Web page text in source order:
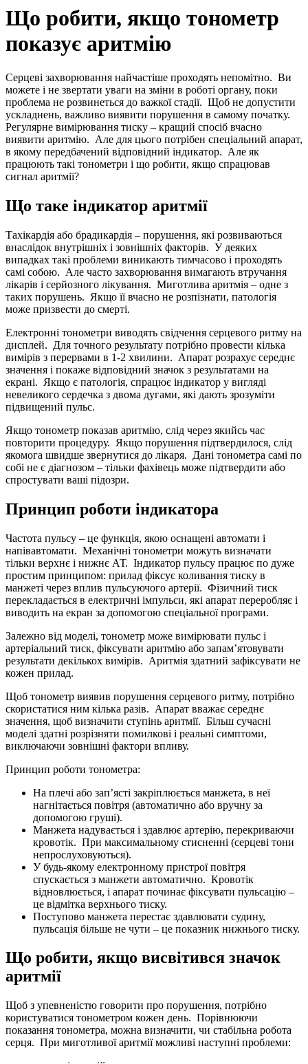
Що робити, якщо тонометр
показує аритмію
Серцеві захворювання найчастіше проходять непомітно. Ви
можете і не звертати уваги на зміни в роботі органу, поки
проблема не розвинеться до важкої стадії. Щоб не допустити
ускладнень, важливо виявити порушення в самому початку.
Регулярне вимірювання тиску – кращий спосіб вчасно
виявити аритмію. Але для цього потрібен спеціальний апарат,
в якому передбачений відповідний індикатор. Але як
працюють такі тонометри і що робити, якщо спрацював
сигнал аритмії?
Що таке індикатор аритмії
Тахікардія або брадикардія – порушення, які розвиваються
внаслідок внутрішніх і зовнішніх факторів. У деяких
випадках такі проблеми виникають тимчасово і проходять
самі собою. Але часто захворювання вимагають втручання
лікарів і серйозного лікування. Миготлива аритмія – одне з
таких порушень. Якщо її вчасно не розпізнати, патологія
може призвести до смерті.
Електронні тонометри виводять свідчення серцевого ритму на
дисплей. Для точного результату потрібно провести кілька
вимірів з перервами в 1-2 хвилини. Апарат розрахує середнє
значення і покаже відповідний значок з результатами на
екрані. Якщо є патологія, спрацює індикатор у вигляді
невеликого сердечка з двома дугами, які дають зрозуміти
підвищений пульс.
Якщо тонометр показав аритмію, слід через якийсь час
повторити процедуру. Якщо порушення підтвердилося, слід
якомога швидше звернутися до лікаря. Дані тонометра самі по
собі не є діагнозом – тільки фахівець може підтвердити або
спростувати ваші підозри.
Принцип роботи індикатора
Частота пульсу – це функція, якою оснащені автомати і
напівавтомати. Механічні тонометри можуть визначати
тільки верхнє і нижнє АТ. Індикатор пульсу працює по дуже
простим принципом: прилад фіксує коливання тиску в
манжеті через вплив пульсуючого артерії. Фізичний тиск
перекладається в електричні імпульси, які апарат переробляє і
виводить на екран за допомогою спеціальної програми.
Залежно від моделі, тонометр може вимірювати пульс і
артеріальний тиск, фіксувати аритмію або запам’ятовувати
результати декількох вимірів. Аритмія здатний зафіксувати не
кожен прилад.
Щоб тонометр виявив порушення серцевого ритму, потрібно
скористатися ним кілька разів. Апарат вважає середнє
значення, щоб визначити ступінь аритмії. Більш сучасні
моделі здатні розрізняти помилкові і реальні симптоми,
виключаючи зовнішні фактори впливу.
Принцип роботи тонометра:
На плечі або зап’ясті закріплюється манжета, в неї
нагнітається повітря (автоматично або вручну за
допомогою груші).
Манжета надувається і здавлює артерію, перекриваючи
кровотік. При максимальному стисненні (серцеві тони
непрослуховуються).
У будь-якому електронному пристрої повітря
спускається з манжети автоматично. Кровотік
відновлюється, і апарат починає фіксувати пульсацію –
це відмітка верхнього тиску.
Поступово манжета перестає здавлювати судину,
пульсація більше не чути – це показник нижнього тиску.
Що робити, якщо висвітився значок
аритмії
Щоб з упевненістю говорити про порушення, потрібно
користуватися тонометром кожен день. Порівнюючи
показання тонометра, можна визначити, чи стабільна робота
серця. При миготливої ​​аритмії можливі наступні проблеми: